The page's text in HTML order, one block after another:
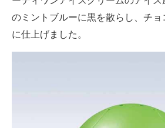
エネルギーの専門メディア
のミントブルーに黒を散らし、チ
に仕上げました。